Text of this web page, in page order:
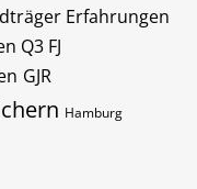
Erfahrungen
Q3 FJ
GJR
Hamburg